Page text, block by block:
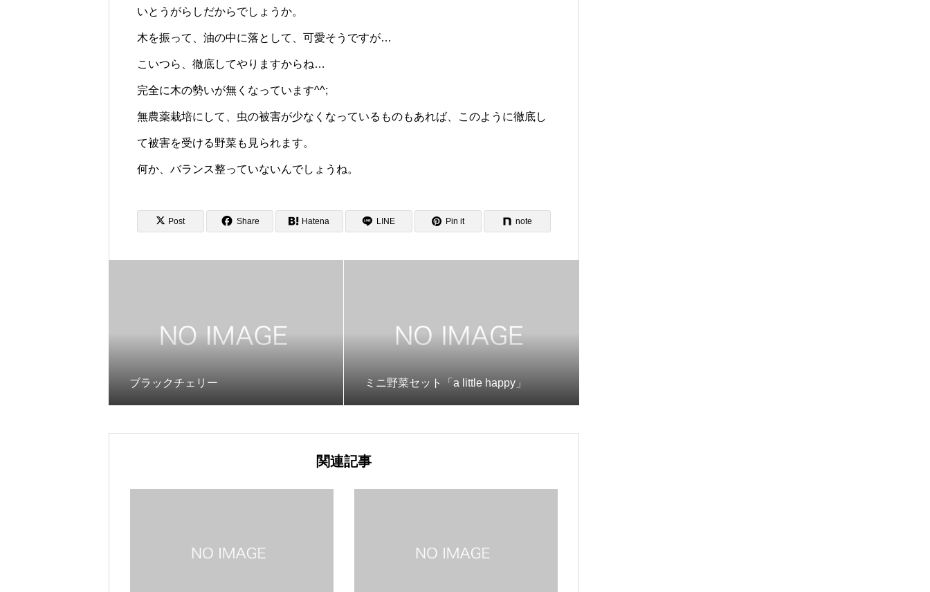
いとうがらしだからでしょうか。
木を振って、油の中に落として、可愛そうですが…
こいつら、徹底してやりますからね…
完全に木の勢いが無くなっています^^;
無農薬栽培にして、虫の被害が少なくなっているものもあれば、このように徹底し
て被害を受ける野菜も見られます。
何か、バランス整っていないんでしょうね。
Post Share Hatena LINE Pin it note
ブラックチェリー ミニ野菜セット「a little happy」
関連記事